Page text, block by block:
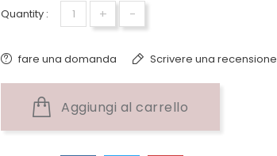
Quantity : + -
fare una domanda Scrivere una recensione
Aggiungi al carrello